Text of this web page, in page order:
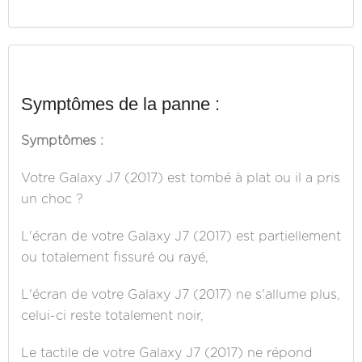
Symptômes de la panne :
Symptômes :
Votre Galaxy J7 (2017) est tombé à plat ou il a pris
un choc ?
L'écran de votre Galaxy J7 (2017) est partiellement
ou totalement fissuré ou rayé,
L'écran de votre Galaxy J7 (2017) ne s'allume plus,
celui-ci reste totalement noir,
Le tactile de votre Galaxy J7 (2017) ne répond